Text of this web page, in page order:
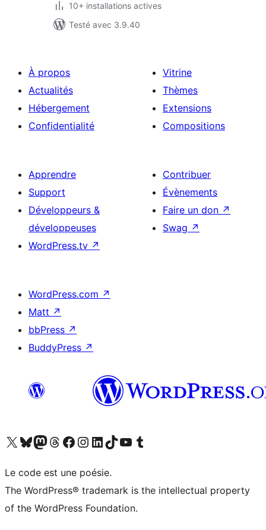
10+ installations actives
Testé avec 3.9.40
À propos
Actualités
Hébergement
Confidentialité
Vitrine
Thèmes
Extensions
Compositions
Apprendre
Support
Développeurs &
développeuses
WordPress.tv ↗
Contribuer
Évènements
Faire un don ↗
Swag ↗
WordPress.com ↗
Matt ↗
bbPress ↗
BuddyPress ↗
Visitez notre compte X (précédemment Twitter)
Visiter notre compte Bluesky
Visiter notre compte Mastodon
Visiter notre compte Threads
Consulter notre compte Facebook
Consulter notre compte Instagram
Consulter notre compte LinkedIn
Visiter notre compte TokTok
Visiter notre chaîne YouTube
Visiter notre compte Tumblr
Le code est une poésie.
The WordPress® trademark is the intellectual property
of the WordPress Foundation.